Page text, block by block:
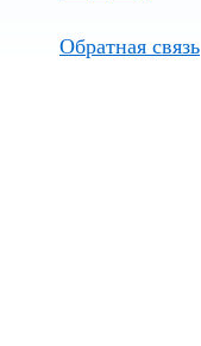
Обратная связь